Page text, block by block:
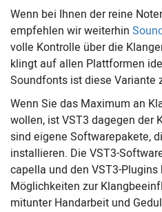
Wenn bei Ihnen der reine
empfehlen wir weiterhin
volle Kontrolle über die
klingt auf allen Plattformen
Soundfonts ist diese Variante
Wenn Sie das Maximum an
wollen, ist VST3 dagegen der
sind eigene Softwarepakete,
installieren. Die VST3-
capella und den VST3-
Möglichkeiten zur
mitunter Handarbeit und